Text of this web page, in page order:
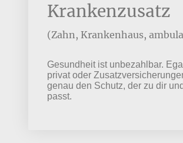
Krankenzusatz
(Zahn, Krankenhaus,
Gesundheit ist unbezahlbar.
privat oder
genau den Schutz, der zu dir
passt.